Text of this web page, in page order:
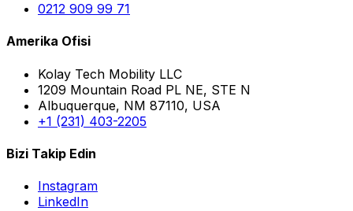
0212 909 99 71
Amerika Ofisi
Kolay Tech Mobility LLC
1209 Mountain Road PL NE, STE N
Albuquerque, NM 87110, USA
+1 (231) 403-2205
Bizi Takip Edin
Instagram
LinkedIn